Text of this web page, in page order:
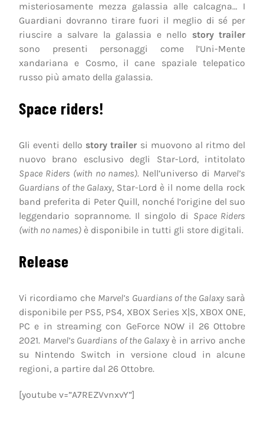
misteriosamente mezza galassia alle calcagna… I
Guardiani dovranno tirare fuori il meglio di sé per
riuscire a salvare la galassia e nello story trailer
sono presenti personaggi come l’Uni-Mente
xandariana e Cosmo, il cane spaziale telepatico
russo più amato della galassia.
Space riders!
Gli eventi dello story trailer si muovono al ritmo del
nuovo brano esclusivo degli Star-Lord, intitolato
Space Riders (with no names). Nell’universo di Marvel’s
Guardians of the Galaxy, Star-Lord è il nome della rock
band preferita di Peter Quill, nonché l’origine del suo
leggendario soprannome. Il singolo di Space Riders
(with no names) è disponibile in tutti gli store digitali.
Release
Vi ricordiamo che Marvel’s Guardians of the Galaxysarà
disponibile per PS5, PS4, XBOX Series X|S, XBOX ONE,
PC e in streaming con GeForce NOW il 26 Ottobre
2021. Marvel’s Guardians of the Galaxyè in arrivo anche
su Nintendo Switch in versione cloud in alcune
regioni, a partire dal 26 Ottobre.
[youtube v=”A7REZVvnxvY”]